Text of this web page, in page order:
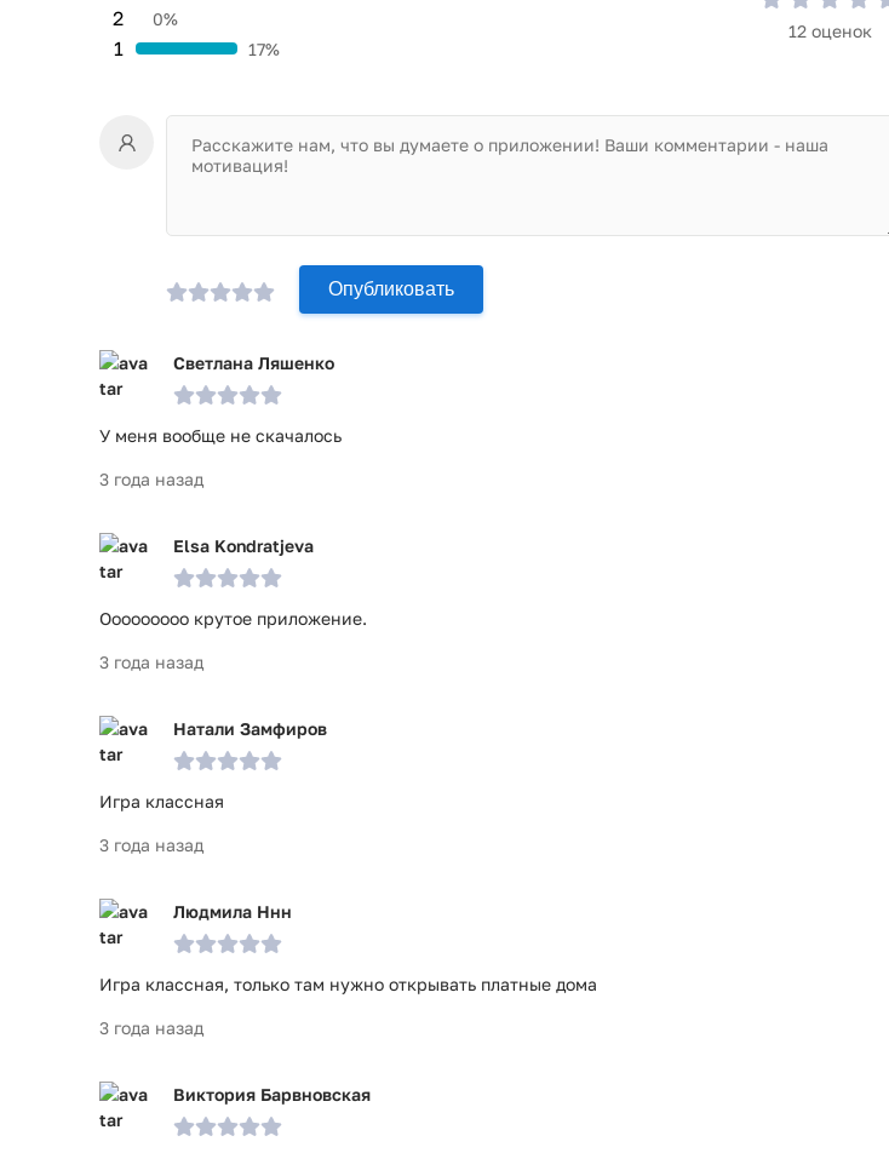
1 17%
2 0%
12 оценок
Опубликовать
Светлана Ляшенко
У меня вообще не скачалось
3 года назад
Elsa Kondratjeva
Ооооооооо крутое приложение.
3 года назад
Натали Замфиров
Игра классная
3 года назад
Людмила Ннн
Игра классная, только там нужно открывать платные дома
3 года назад
Виктория Барвновская